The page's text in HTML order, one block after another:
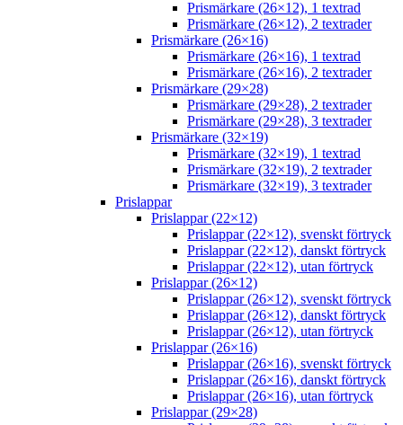
Prismärkare (26×12), 1 textrad
Prismärkare (26×12), 2 textrader
Prismärkare (26×16)
Prismärkare (26×16), 1 textrad
Prismärkare (26×16), 2 textrader
Prismärkare (29×28)
Prismärkare (29×28), 2 textrader
Prismärkare (29×28), 3 textrader
Prismärkare (32×19)
Prismärkare (32×19), 1 textrad
Prismärkare (32×19), 2 textrader
Prismärkare (32×19), 3 textrader
Prislappar
Prislappar (22×12)
Prislappar (22×12), svenskt förtryck
Prislappar (22×12), danskt förtryck
Prislappar (22×12), utan förtryck
Prislappar (26×12)
Prislappar (26×12), svenskt förtryck
Prislappar (26×12), danskt förtryck
Prislappar (26×12), utan förtryck
Prislappar (26×16)
Prislappar (26×16), svenskt förtryck
Prislappar (26×16), danskt förtryck
Prislappar (26×16), utan förtryck
Prislappar (29×28)